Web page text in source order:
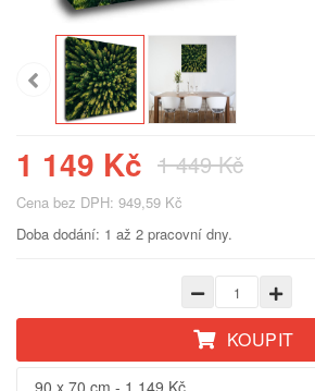
1 149 Kč 1 449 Kč
Cena bez DPH: 949,59 Kč
Doba dodání: 1 až 2 pracovní dny.
KOUPIT